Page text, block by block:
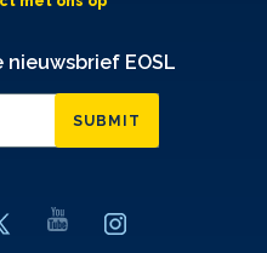
EOSL
SUBMIT